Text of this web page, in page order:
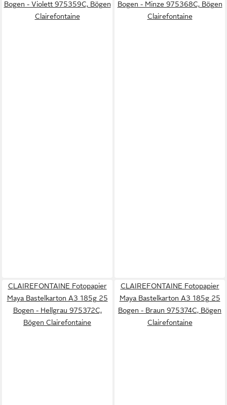
Bogen - Violett 975359C, Bögen
Clairefontaine
Bogen - Minze 975368C, Bögen
Clairefontaine
CLAIREFONTAINE Fotopapier
Maya Bastelkarton A3 185g 25
Bogen - Hellgrau 975372C,
Bögen Clairefontaine
CLAIREFONTAINE Fotopapier
Maya Bastelkarton A3 185g 25
Bogen - Braun 975374C, Bögen
Clairefontaine